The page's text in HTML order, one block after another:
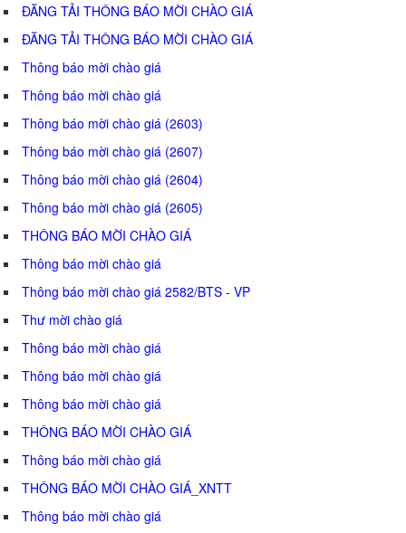
ĐĂNG TẢI THÔNG BÁO MỜI CHÀO GIÁ
ĐĂNG TẢI THÔNG BÁO MỜI CHÀO GIÁ
Thông báo mời chào giá
Thông báo mời chào giá
Thông báo mời chào giá (2603)
Thông báo mời chào giá (2607)
Thông báo mời chào giá (2604)
Thông báo mời chào giá (2605)
THÔNG BÁO MỜI CHÀO GIÁ
Thông báo mời chào giá
Thông báo mời chào giá 2582/BTS - VP
Thư mời chào giá
Thông báo mời chào giá
Thông báo mời chào giá
Thông báo mời chào giá
THÔNG BÁO MỜI CHÀO GIÁ
Thông báo mời chào giá
THÔNG BÁO MỜI CHÀO GIÁ_XNTT
Thông báo mời chào giá